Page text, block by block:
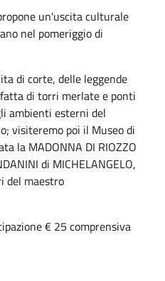
un'uscita culturale
nel pomeriggio di
di corte, delle leggende
di torri merlate e ponti
ambienti esterni del
visiteremo poi il Museo di
la MADONNA DI RIOZZO
di MICHELANGELO,
del maestro
€ 25 comprensiva